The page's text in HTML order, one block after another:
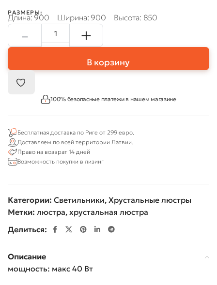
РАЗМЕРЫ:
Длина: 900 Ширина: 900 Высота: 850
В корзину
100% безопасные платежи в нашем магазине
Бесплатная доставка по Риге от 299 евро.
Доставляем по всей территории Латвии.
Право на возврат 14 дней
Возможность покупки в лизинг
Категории: Светильники, Хрустальные люстры
Метки: люстра, хрустальная люстра
Делиться:
Описание
мощность: макс 40 Вт